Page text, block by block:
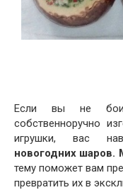
Если вы не
собственноручно
игрушки, вас
новогодних шаров.
тему поможет вам
превратить их в